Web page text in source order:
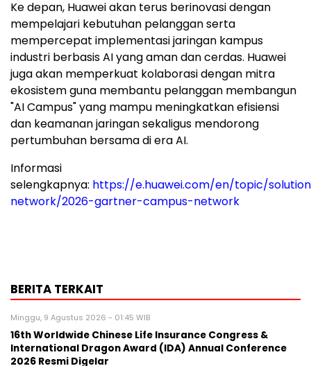
Ke depan, Huawei akan terus berinovasi dengan
mempelajari kebutuhan pelanggan serta
mempercepat implementasi jaringan kampus
industri berbasis AI yang aman dan cerdas. Huawei
juga akan memperkuat kolaborasi dengan mitra
ekosistem guna membantu pelanggan membangun
"AI Campus" yang mampu meningkatkan efisiensi
dan keamanan jaringan sekaligus mendorong
pertumbuhan bersama di era AI.
Informasi
selengkapnya: https://e.huawei.com/en/topic/
network/2026-gartner-campus-network
BERITA TERKAIT
Minggu, 9 Agustus 2026 - 01:45 WIB
16th Worldwide Chinese Life Insurance Congress &
International Dragon Award (IDA) Annual Conference
2026 Resmi Digelar